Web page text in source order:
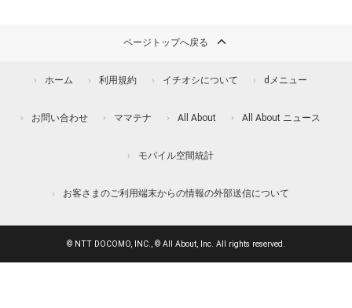
ページトップへ戻る
ホーム 利用規約 イチオシについて dメニュー
お問い合わせ ママテナ All About All About ニュース
モバイル空間統計
お客さまのご利用端末からの情報の外部送信について
© NTT DOCOMO, INC., © All About, Inc. All rights reserved.